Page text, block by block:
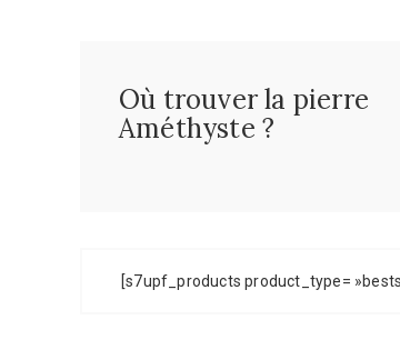
Où trouver la pierre
Améthyste ?
[s7upf_products product_type=